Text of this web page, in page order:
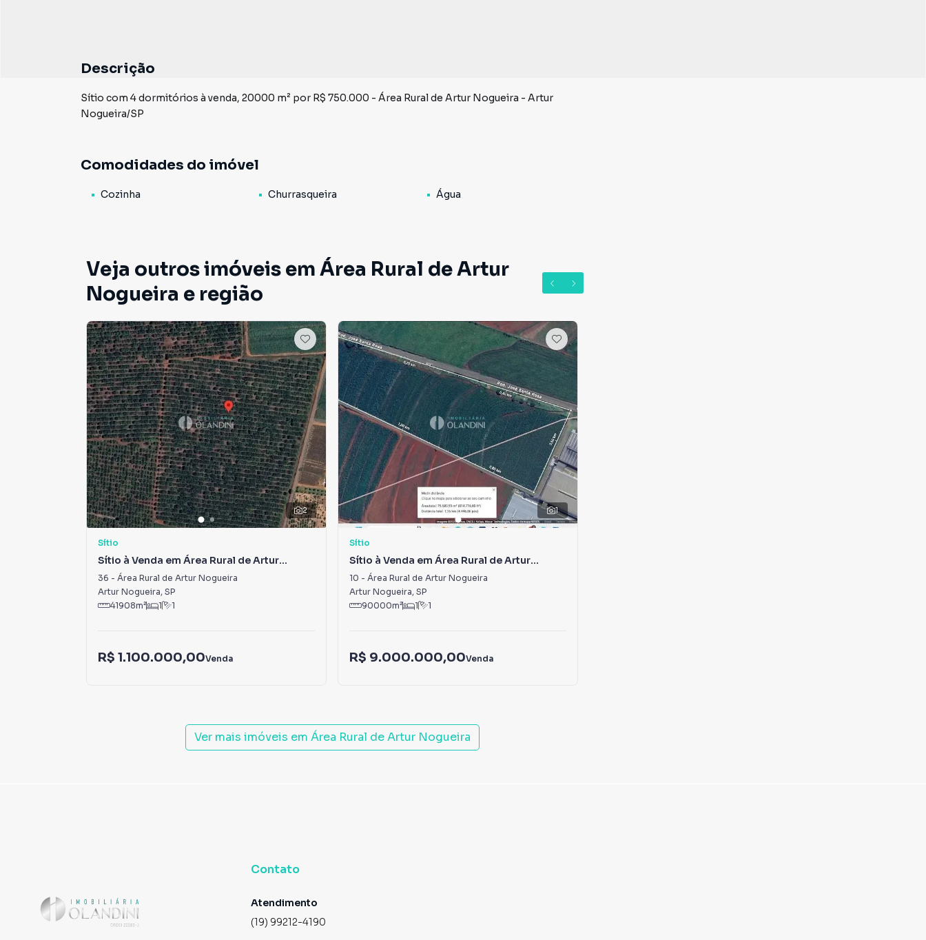
Descrição
Sítio com 4 dormitórios à venda, 20000 m² por R$ 750.000 - Área Rural de Artur Nogueira - Artur
Nogueira/SP
Comodidades do imóvel
Cozinha Churrasqueira Água
Veja outros imóveis em Área Rural de Artur
Nogueira e região
2
Sítio
Sítio à Venda em Área Rural de Artur
Nogueira
36 - Área Rural de Artur Nogueira
Artur Nogueira, SP
41908m² 1 1
R$ 1.100.000,00Venda
1
Sítio
Sítio à Venda em Área Rural de Artur
Nogueira
10 - Área Rural de Artur Nogueira
Artur Nogueira, SP
90000m² 1 1
R$ 9.000.000,00Venda
Ver mais imóveis em Área Rural de Artur Nogueira
Contato
Atendimento
(19) 99212-4190